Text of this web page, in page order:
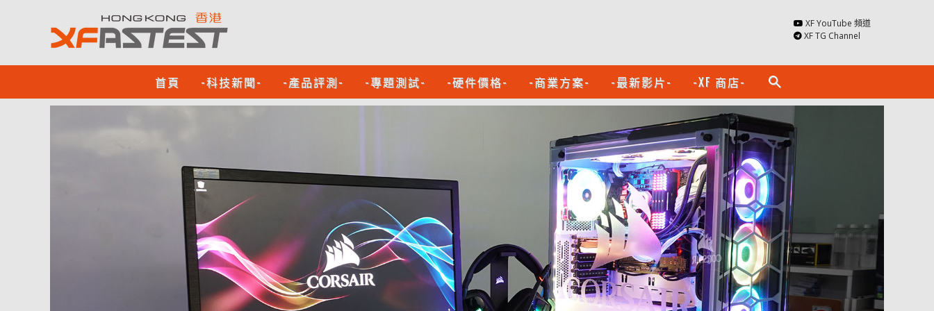
XF YouTube 頻道
XF TG Channel
首頁 -科技新聞- -產品評測- -專題測試- -硬件價格- -商業方案- -最新影片- -XF 商店- search